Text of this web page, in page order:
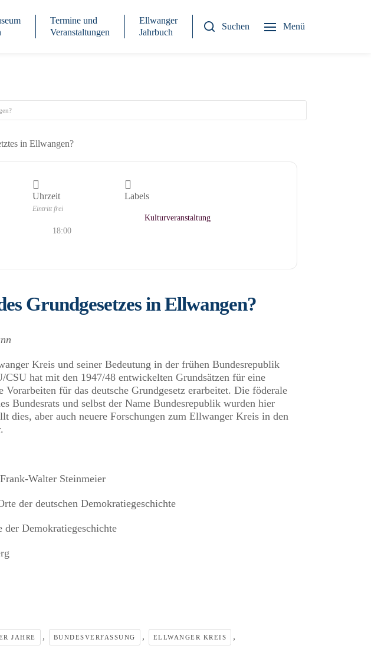
Termine und
Veranstaltungen
Ellwanger
Jahrbuch
Suchen Menü
Uhrzeit
Eintritt frei
18:00
Labels
Kulturveranstaltung
Grundgesetzes in Ellwangen?
Kreis und seiner Bedeutung in der frühen Bundesrepublik
hat mit den 1947/48 entwickelten Grundsätzen für eine
Vorarbeiten für das deutsche Grundgesetz erarbeitet. Die föderale
Bundesrats und selbst der Name Bundesrepublik wurden hier
dies, aber auch neuere Forschungen zum Ellwanger Kreis in den
Walter Steinmeier
der deutschen Demokratiegeschichte
Demokratiegeschichte
JAHRE , BUNDESVERFASSUNG , ELLWANGER KREIS ,